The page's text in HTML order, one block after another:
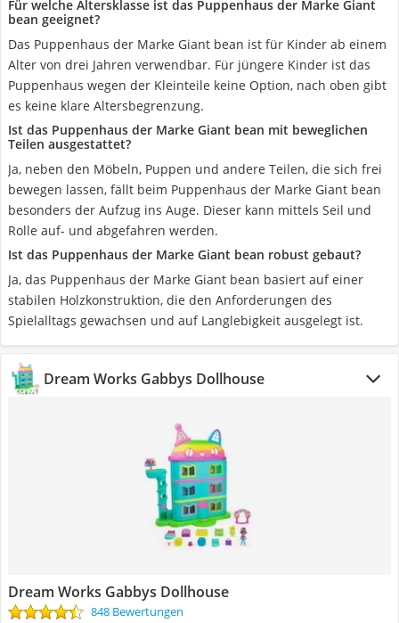
Für welche Altersklasse ist das Puppenhaus der Marke Giant
bean geeignet?
Das Puppenhaus der Marke Giant bean ist für Kinder ab einem
Alter von drei Jahren verwendbar. Für jüngere Kinder ist das
Puppenhaus wegen der Kleinteile keine Option, nach oben gibt
es keine klare Altersbegrenzung.
Ist das Puppenhaus der Marke Giant bean mit beweglichen
Teilen ausgestattet?
Ja, neben den Möbeln, Puppen und andere Teilen, die sich frei
bewegen lassen, fällt beim Puppenhaus der Marke Giant bean
besonders der Aufzug ins Auge. Dieser kann mittels Seil und
Rolle auf- und abgefahren werden.
Ist das Puppenhaus der Marke Giant bean robust gebaut?
Ja, das Puppenhaus der Marke Giant bean basiert auf einer
stabilen Holzkonstruktion, die den Anforderungen des
Spielalltags gewachsen und auf Langlebigkeit ausgelegt ist.
Dream Works Gabbys Dollhouse
Dream Works Gabbys Dollhouse
848 Bewertungen